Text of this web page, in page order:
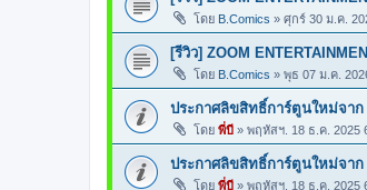
โดย B.Comics » ศุกร์ 30 ม.ค.
[รีวิว] ZOOM
โดย B.Comics » พุธ 07 ม.ค.
ประกาศลิขสิทธิ์การ์ตูนใหม่จาก
โดย พี่บี » พฤหัสฯ. 18 ธ.ค. 2025
ประกาศลิขสิทธิ์การ์ตูนใหม่จาก
โดย พี่บี » พฤหัสฯ. 18 ธ.ค. 2025